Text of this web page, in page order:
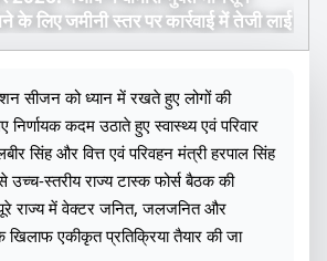
के लिए जमीनी स्तर पर कार्रवाई में तेजी लाई
सीजन को ध्यान में रखते हुए लोगों की
निर्णायक कदम उठाते हुए स्वास्थ्य एवं परिवार
सिंह और वित्त एवं परिवहन मंत्री हरपाल सिंह
स्तरीय राज्य टास्क फोर्स बैठक की
पूरे राज्य में वेक्टर जनित, जलजनित और
खिलाफ एकीकृत प्रतिक्रिया तैयार की जा